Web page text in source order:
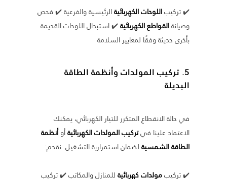
✔️ تركيباللوحات الكهربائيةالرئيسية والفرعية ✔️ فحص
وصيانةالقواطع الكهربائية✔️ استبدال اللوحات القديمة
بأخرى حديثة وفقًا لمعايير السلامة
5. تركيب المولدات وأنظمة الطاقة
البديلة
في حالة الانقطاع المتكرر للتيار الكهربائي، يمكنك
الاعتماد علينا فيتركيب المولدات الكهربائيةأوأنظمة
الطاقة الشمسيةلضمان استمرارية التشغيل. نقدم:
✔️ تركيبمولدات كهربائيةللمنازل والمكاتب ✔️ تركيب